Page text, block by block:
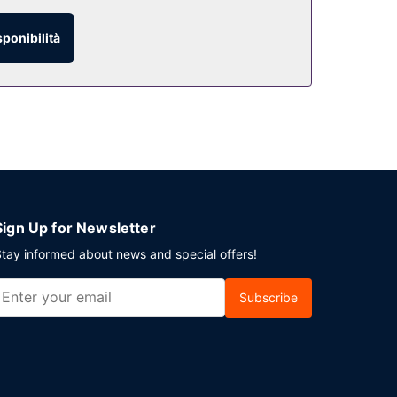
di snack. Dissetati con il tuo drink
ore 07:00 alle ore 10:30.
Up for Newsletter
informed about news and special offers!
Subscribe